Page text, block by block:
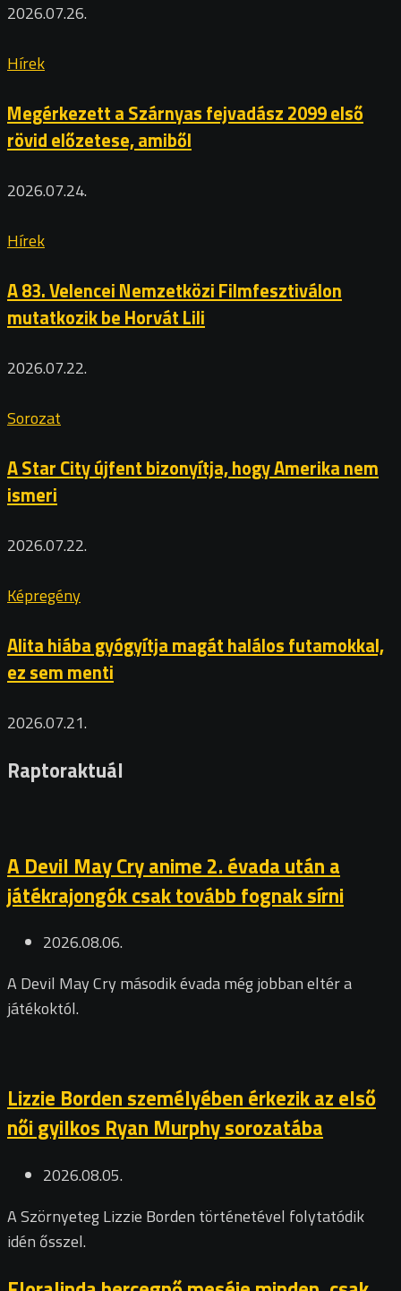
2026.07.26.
Hírek
Megérkezett a Szárnyas fejvadász 2099 első
rövid előzetese, amiből
2026.07.24.
Hírek
A 83. Velencei Nemzetközi Filmfesztiválon
mutatkozik be Horvát Lili
2026.07.22.
Sorozat
A Star City újfent bizonyítja, hogy Amerika nem
ismeri
2026.07.22.
Képregény
Alita hiába gyógyítja magát halálos futamokkal,
ez sem menti
2026.07.21.
Raptoraktuál
A Devil May Cry anime 2. évada után a
játékrajongók csak tovább fognak sírni
2026.08.06.
A Devil May Cry második évada még jobban eltér a
játékoktól.
Lizzie Borden személyében érkezik az első
női gyilkos Ryan Murphy sorozatába
2026.08.05.
A Szörnyeteg Lizzie Borden történetével folytatódik
idén ősszel.